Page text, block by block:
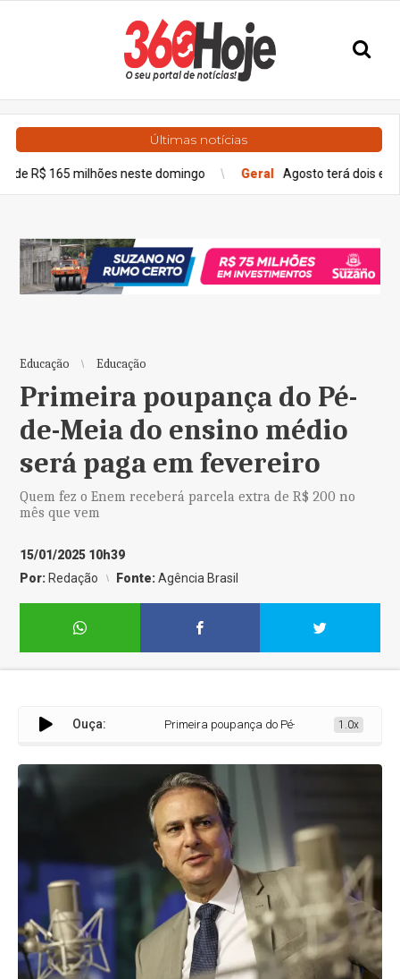
Últimas notícias
neste domingo Geral Agosto terá dois eclipses; saiba
Educação Educação
Primeira poupança do Pé-
de-Meia do ensino médio
será paga em fevereiro
Quem fez o Enem receberá parcela extra de R$ 200 no
mês que vem
15/01/2025 10h39
Por: Redação Fonte:Agência Brasil
Ouça: Primeira poupança do Pé-de-Meia do ensino
1.0x